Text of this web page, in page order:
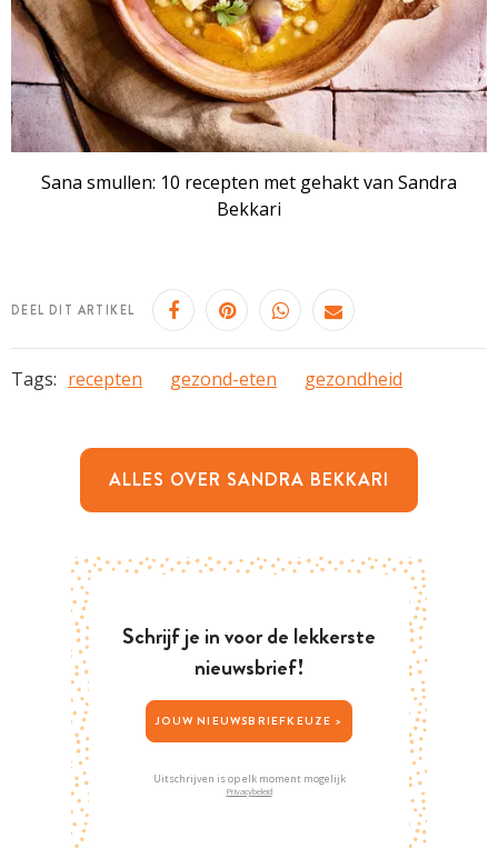
Sana smullen: 10 recepten met gehakt van Sandra
Bekkari
DEEL DIT ARTIKEL
Tags: recepten gezond-eten gezondheid
ALLES OVER SANDRA BEKKARI
Schrijf je in voor de lekkerste
nieuwsbrief!
JOUW NIEUWSBRIEFKEUZE >
Uitschrijven is op elk moment mogelijk
Privacybeleid